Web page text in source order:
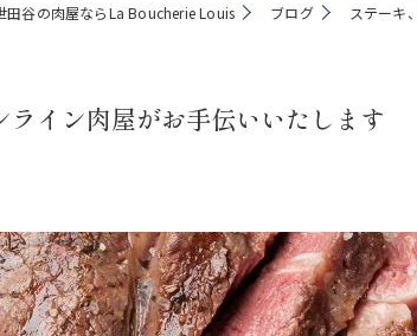
田谷の肉屋ならLa Boucherie Louis ブログ ステーキ
イン肉屋がお手伝いいたします